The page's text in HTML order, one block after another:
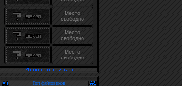
Место
свободно
Место
свободно
Место
свободно
Топ файловиков